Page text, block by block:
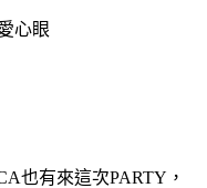
心眼
也有來這次PARTY，